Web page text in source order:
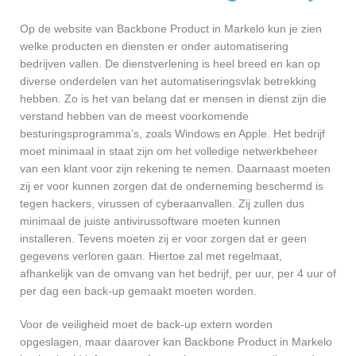
Op de website van Backbone Product in Markelo kun je zien
welke producten en diensten er onder automatisering
bedrijven vallen. De dienstverlening is heel breed en kan op
diverse onderdelen van het automatiseringsvlak betrekking
hebben. Zo is het van belang dat er mensen in dienst zijn die
verstand hebben van de meest voorkomende
besturingsprogramma’s, zoals Windows en Apple. Het bedrijf
moet minimaal in staat zijn om het volledige netwerkbeheer
van een klant voor zijn rekening te nemen. Daarnaast moeten
zij er voor kunnen zorgen dat de onderneming beschermd is
tegen hackers, virussen of cyberaanvallen. Zij zullen dus
minimaal de juiste antivirussoftware moeten kunnen
installeren. Tevens moeten zij er voor zorgen dat er geen
gegevens verloren gaan. Hiertoe zal met regelmaat,
afhankelijk van de omvang van het bedrijf, per uur, per 4 uur of
per dag een back-up gemaakt moeten worden.
Voor de veiligheid moet de back-up extern worden
opgeslagen, maar daarover kan Backbone Product in Markelo